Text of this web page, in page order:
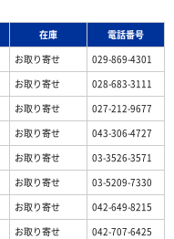
在庫
電話番号
お取り寄せ
029-869-4301
お取り寄せ
028-683-3111
お取り寄せ
027-212-9677
お取り寄せ
043-306-4727
お取り寄せ
03-3526-3571
お取り寄せ
03-5209-7330
お取り寄せ
042-649-8215
お取り寄せ 042-707-6425